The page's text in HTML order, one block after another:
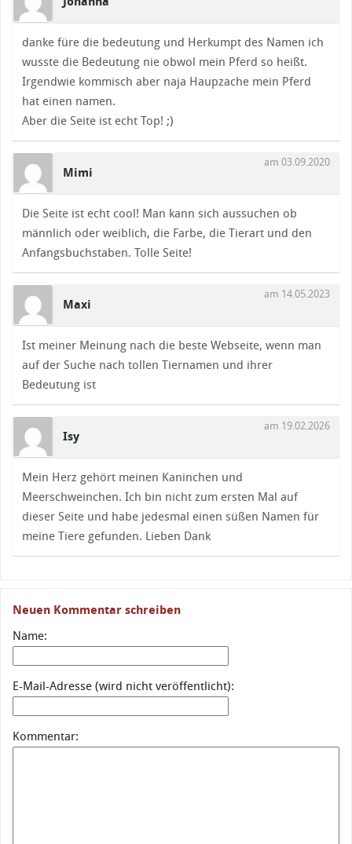
danke füre die bedeutung und Herkumpt des Namen ich
wusste die Bedeutung nie obwol mein Pferd so heißt.
Irgendwie kommisch aber naja Haupzache mein Pferd
hat einen namen.
Aber die Seite ist echt Top! ;)
Mimi
am 03.09.2020
Die Seite ist echt cool! Man kann sich aussuchen ob
männlich oder weiblich, die Farbe, die Tierart und den
Anfangsbuchstaben. Tolle Seite!
Maxi
am 14.05.2023
Ist meiner Meinung nach die beste Webseite, wenn man
auf der Suche nach tollen Tiernamen und ihrer
Bedeutung ist
Isy
am 19.02.2026
Mein Herz gehört meinen Kaninchen und
Meerschweinchen. Ich bin nicht zum ersten Mal auf
dieser Seite und habe jedesmal einen süßen Namen für
meine Tiere gefunden. Lieben Dank
Neuen Kommentar schreiben
Name:
E-Mail-Adresse (wird nicht veröffentlicht):
Kommentar: